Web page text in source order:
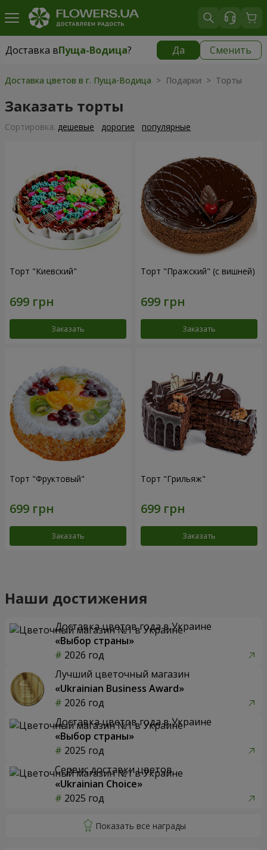
Доставка вПуща-Водица? Да Сменить
Доставка вПуща-Водица| бесплатно
Доставка цветов в г. Пуща-Водица > Подарки > Торты
Заказать торты
Cортировка: дешевые дорогие популярные
Торт "Киевский"
Заказать
Торт "Пражский" (с вишней)
Заказать
Торт "Фруктовый"
Заказать
Торт "Грильяж"
Заказать
Наши достижения
Доставка цветов года в Украине
«Выбор страны»
2026 год
Лучший цветочный магазин
«Ukrainian Business Award»
2026 год
Доставка цветов года в Украине
«Выбор страны»
2025 год
Сервис доставки цветов
«Ukrainian Choice»
2025 год